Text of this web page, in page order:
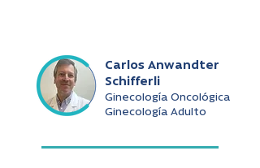
Carlos Anwandter
Schifferli
Ginecología Oncológica
Ginecología Adulto